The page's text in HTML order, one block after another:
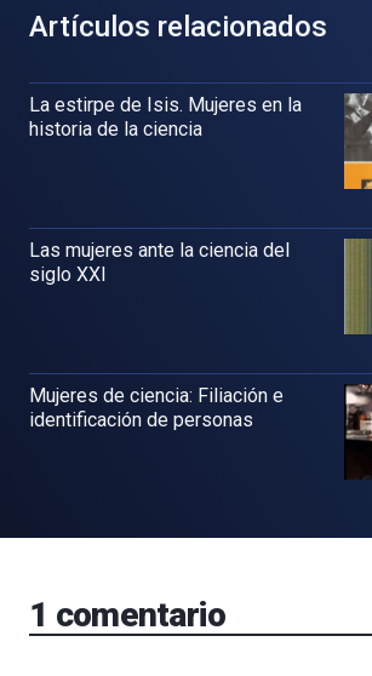
Artículos relacionados
La estirpe de Isis. Mujeres en la
historia de la ciencia
Las mujeres ante la ciencia del
siglo XXI
Mujeres de ciencia: Filiación e
identificación de personas
1 comentario